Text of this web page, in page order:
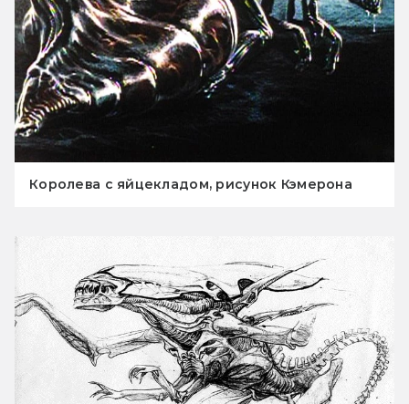
Королева с яйцекладом, рисунок Кэмерона